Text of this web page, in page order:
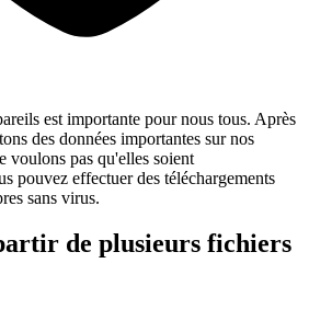
est importante pour nous tous. Après
des données importantes sur nos
voulons pas qu'elles soient
pouvez effectuer des téléchargements
sans virus.
de plusieurs fichiers